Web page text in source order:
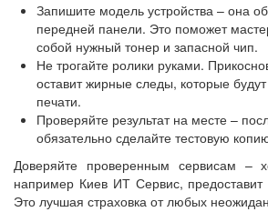
Запишите модель устройства – она
передней панели. Это поможет
собой нужный тонер и запасной чип.
Не трогайте ролики руками.
оставит жирные следы, которые
печати.
Проверяйте результат на месте –
обязательно сделайте тестовую
Доверяйте проверенным сервисам –
например Киев ИТ Сервис, предоставит
Это лучшая страховка от любых